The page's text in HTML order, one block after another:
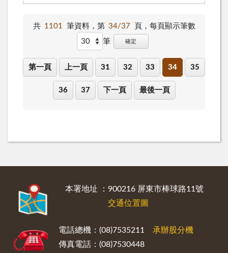
共 1101 筆資料，第 34/37 頁， 每頁顯示筆數
筆
確定
第一頁 上一頁 31 32 33 34 35
36 37 下一頁 最後一頁
本署地址 ：900216 屏東市棒球路11號
交通位置圖
電話總機：(08)7535211 承辦股分機
傳真電話：(08)7530448